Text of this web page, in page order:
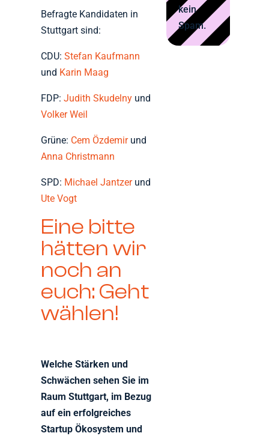
Befragte Kandidaten in
Stuttgart sind:
CDU:Stefan Kaufmann
und Karin Maag
FDP:Judith Skudelny und
Volker Weil
Grüne: Cem Özdemirund
Anna Christmann
SPD: Michael Jantzerund
Ute Vogt
Eine bitte
hätten wir
noch an
euch: Geht
wählen!
Welche Stärken und
Schwächen sehen Sie im
Raum Stuttgart, im Bezug
auf ein erfolgreiches
Startup Ökosystem und
kein
Spam.